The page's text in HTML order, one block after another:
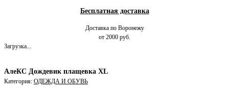
Бесплатная доставка
Доставка по Воронежу
от 2000 руб.
Загрузка...
АлеКС Дождевик плащевка XL
Категория: ОДЕЖДА И ОБУВЬ